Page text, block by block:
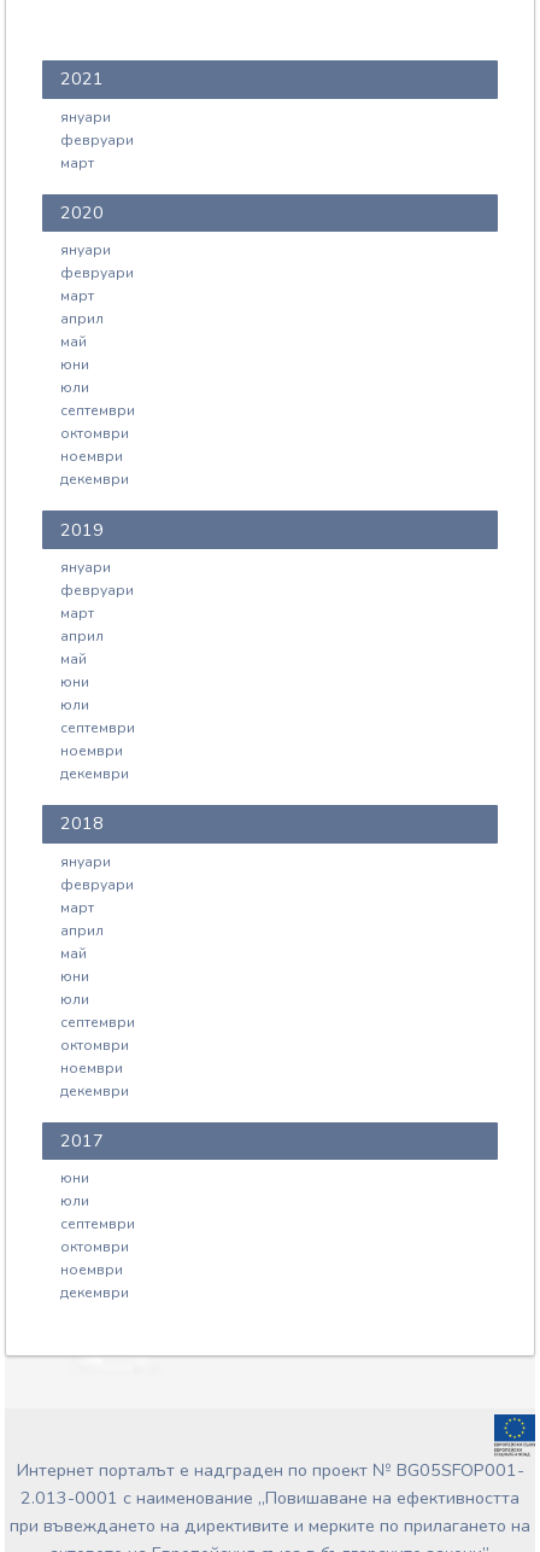
2021
януари
февруари
март
2020
януари
февруари
март
април
май
юни
юли
септември
октомври
ноември
декември
2019
януари
февруари
март
април
май
юни
юли
септември
ноември
декември
2018
януари
февруари
март
април
май
юни
юли
септември
октомври
ноември
декември
2017
юни
юли
септември
октомври
ноември
декември
Интернет порталът е надграден по проект № BG05SFOP001-
2.013-0001 с наименование „Повишаване на ефективността
при въвеждането на директивите и мерките по прилагането на